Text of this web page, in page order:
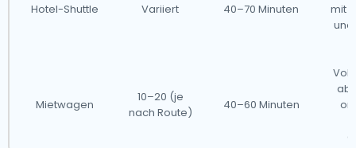
Hotel-Shuttle Variiert 40–70 Minuten
mit
Mietwagen
10–20 (je
nach Route)
40–60 Minuten